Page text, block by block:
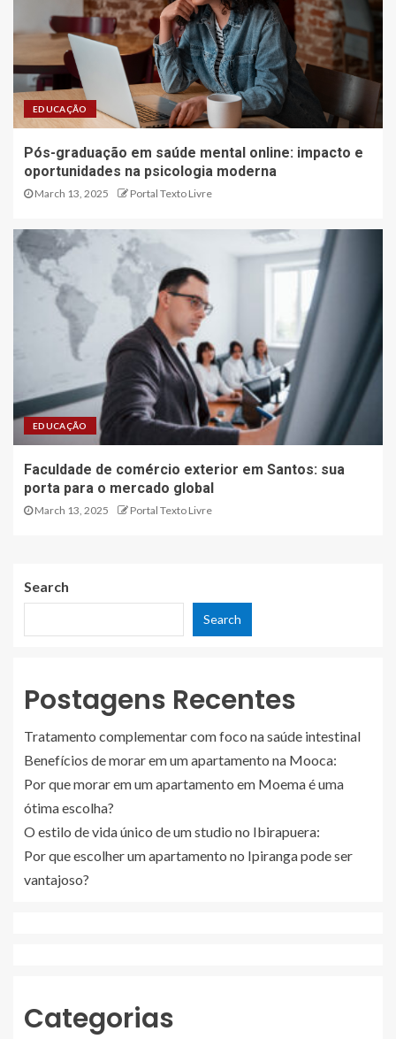
EDUCAÇÃO
Pós-graduação em saúde mental online: impacto e
oportunidades na psicologia moderna
March 13, 2025 Portal Texto Livre
EDUCAÇÃO
Faculdade de comércio exterior em Santos: sua
porta para o mercado global
March 13, 2025 Portal Texto Livre
Search
Search
Postagens Recentes
Tratamento complementar com foco na saúde intestinal
Benefícios de morar em um apartamento na Mooca:
Por que morar em um apartamento em Moema é uma
ótima escolha?
O estilo de vida único de um studio no Ibirapuera:
Por que escolher um apartamento no Ipiranga pode ser
vantajoso?
Categorias